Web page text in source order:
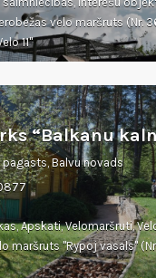
velo maršruts (Nr.
11"
“Balkanu
pagasts, Balvu novads
Apskati, Velomaršruti,
maršruts "Rypoj vasals"